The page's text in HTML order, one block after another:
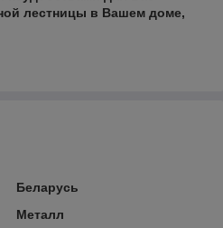
лестницы в Вашем доме,
Беларусь
Металл